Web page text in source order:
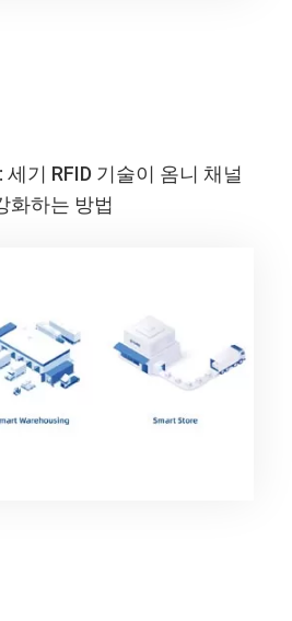
기 RFID 기술이 옴니 채널
화하는 방법